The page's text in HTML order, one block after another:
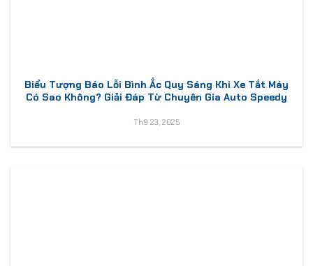
Biểu Tượng Báo Lỗi Bình Ắc Quy Sáng Khi Xe Tắt Máy
Có Sao Không? Giải Đáp Từ Chuyên Gia Auto Speedy
Th9 23, 2025